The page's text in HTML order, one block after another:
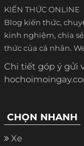
KIẾN THỨC ONLINE
Blog kiến thức,
kinh nghiệm, chia
thức của cá nhân.
Chi tiết góp ý gửi
CHỌN NHANH
Xe